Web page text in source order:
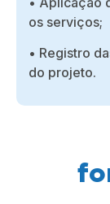
os serviços;
• Registro
do projeto.